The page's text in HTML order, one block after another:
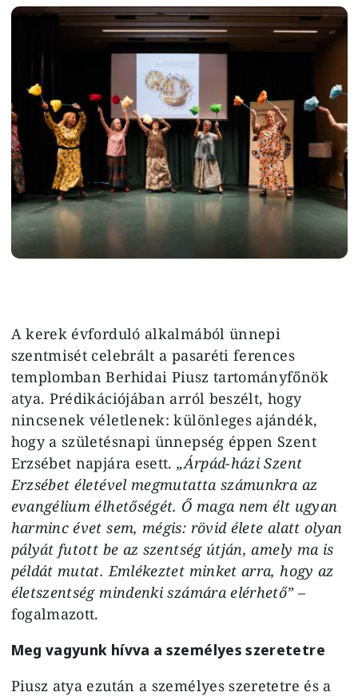
Image
A kerek évforduló alkalmából ünnepi
szentmisét celebrált a pasaréti ferences
templomban Berhidai Piusz tartományfőnök
atya. Prédikációjában arról beszélt, hogy
nincsenek véletlenek: különleges ajándék,
hogy a születésnapi ünnepség éppen Szent
Erzsébet napjára esett.„Árpád-házi Szent
Erzsébet életével megmutatta számunkra az
evangélium élhetőségét. Ő maga nem élt ugyan
harminc évet sem, mégis: rövid élete alatt olyan
pályát futott be az szentség útján, amely ma is
példát mutat. Emlékeztet minket arra, hogy az
életszentség mindenki számára elérhető”–
fogalmazott.
Meg vagyunk hívva a személyes szeretetre
Piusz atya ezután a személyes szeretetre és a